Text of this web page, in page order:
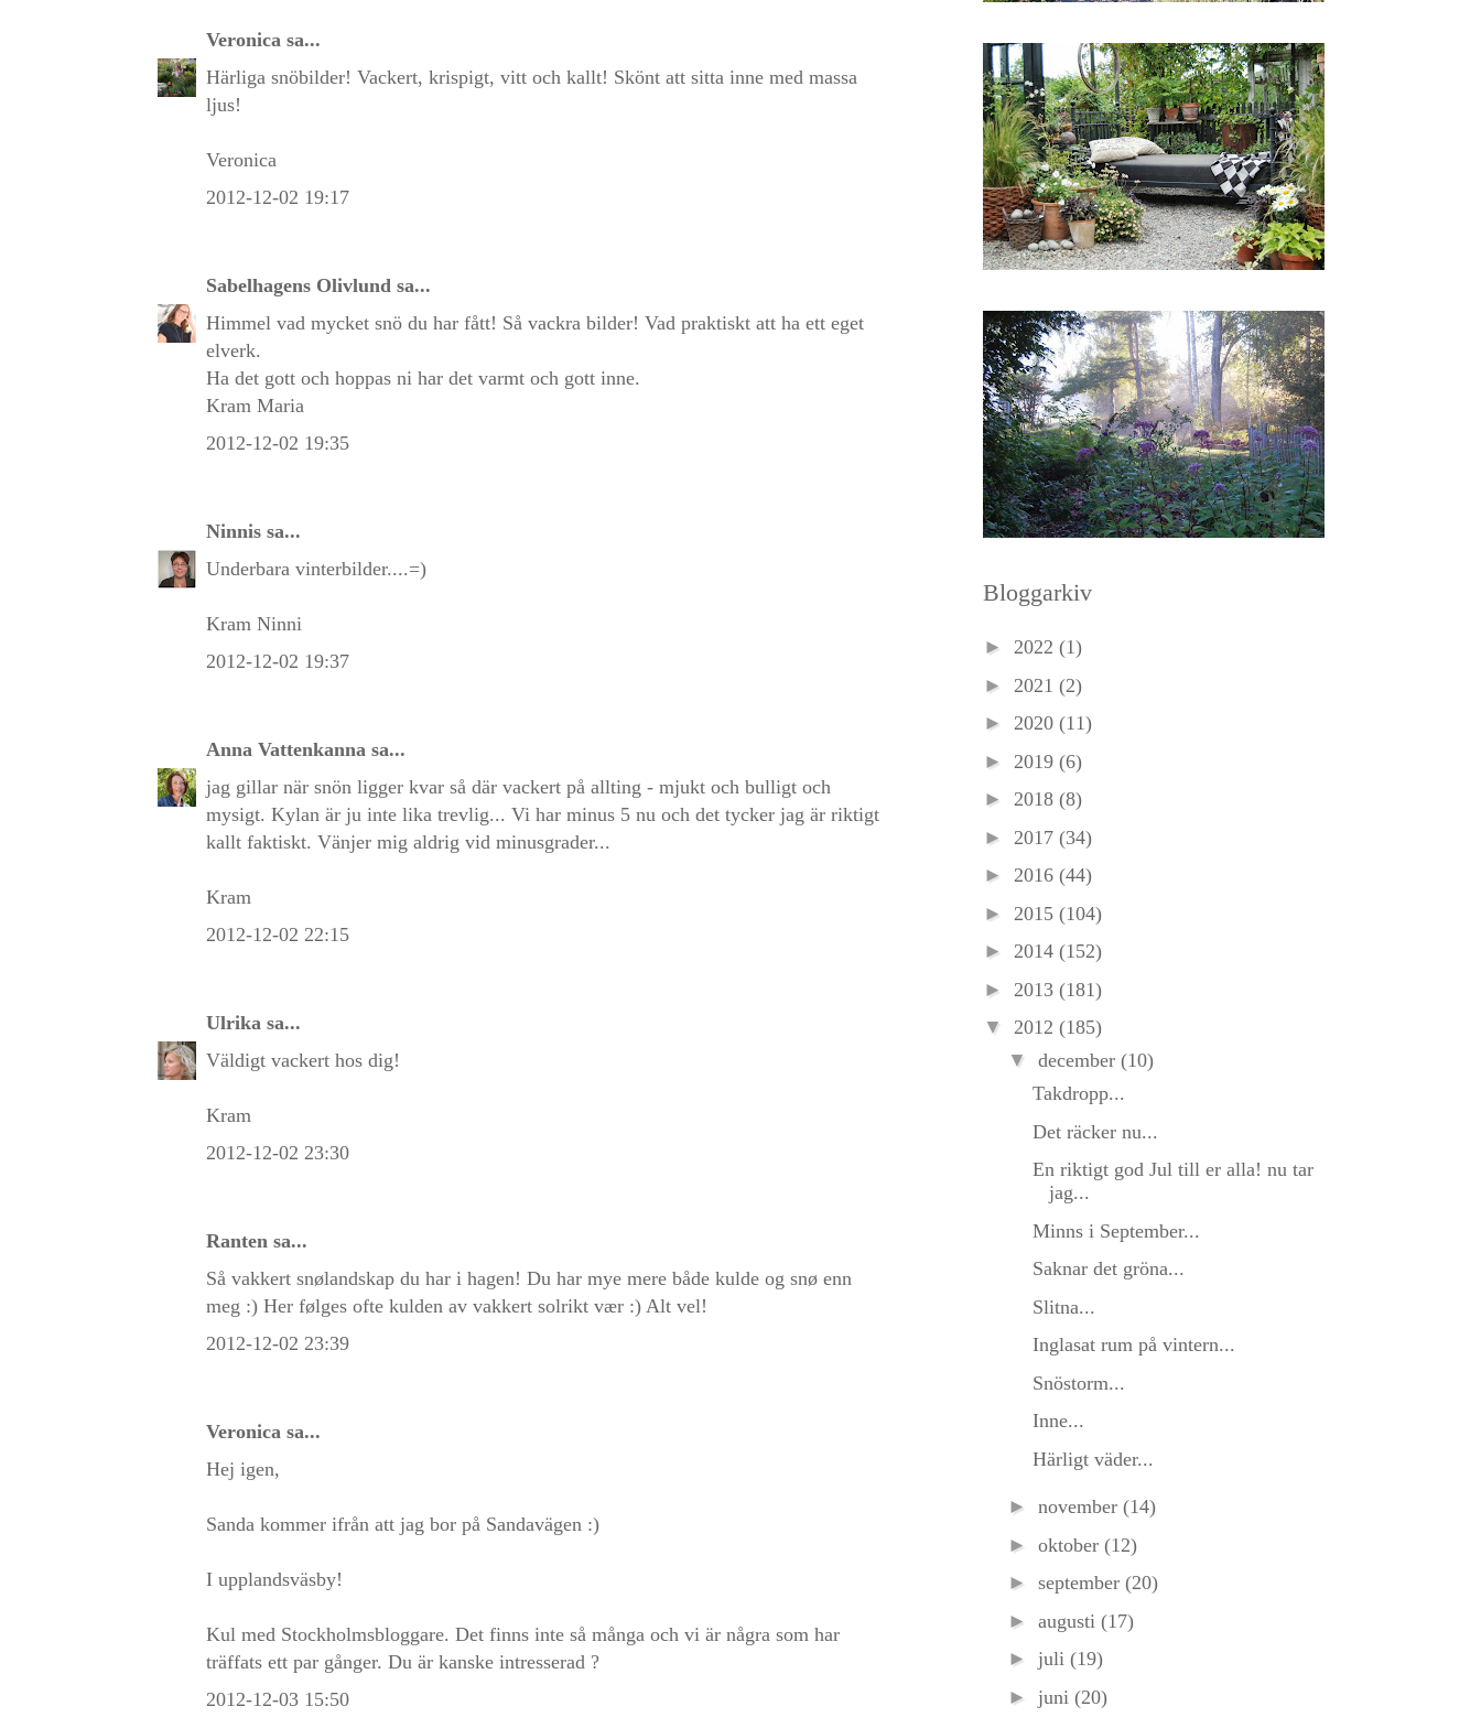
Veronica sa...
Härliga snöbilder! Vackert, krispigt, vitt och kallt! Skönt att sitta inne med massa
ljus!
Veronica
2012-12-02 19:17
Sabelhagens Olivlund sa...
Himmel vad mycket snö du har fått! Så vackra bilder! Vad praktiskt att ha ett eget
elverk.
Ha det gott och hoppas ni har det varmt och gott inne.
Kram Maria
2012-12-02 19:35
Ninnis sa...
Underbara vinterbilder....=)
Kram Ninni
2012-12-02 19:37
Anna Vattenkanna sa...
jag gillar när snön ligger kvar så där vackert på allting - mjukt och bulligt och
mysigt. Kylan är ju inte lika trevlig... Vi har minus 5 nu och det tycker jag är riktigt
kallt faktiskt. Vänjer mig aldrig vid minusgrader...
Kram
2012-12-02 22:15
Ulrika sa...
Väldigt vackert hos dig!
Kram
2012-12-02 23:30
Ranten sa...
Så vakkert snølandskap du har i hagen! Du har mye mere både kulde og snø enn
meg :) Her følges ofte kulden av vakkert solrikt vær :) Alt vel!
2012-12-02 23:39
Veronica sa...
Hej igen,
Sanda kommer ifrån att jag bor på Sandavägen :)
I upplandsväsby!
Kul med Stockholmsbloggare. Det finns inte så många och vi är några som har
träffats ett par gånger. Du är kanske intresserad ?
2012-12-03 15:50
Bloggarkiv
► 2022 (1)
► 2021 (2)
► 2020 (11)
► 2019 (6)
► 2018 (8)
► 2017 (34)
► 2016 (44)
► 2015 (104)
► 2014 (152)
► 2013 (181)
▼ 2012 (185)
▼ december (10)
Takdropp...
Det räcker nu...
En riktigt god Jul till er alla! nu tar
jag...
Minns i September...
Saknar det gröna...
Slitna...
Inglasat rum på vintern...
Snöstorm...
Inne...
Härligt väder...
► november (14)
► oktober (12)
► september (20)
► augusti (17)
► juli (19)
► juni (20)